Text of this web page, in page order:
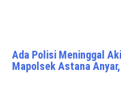
Ada Polisi Meninggal
Mapolsek Astana